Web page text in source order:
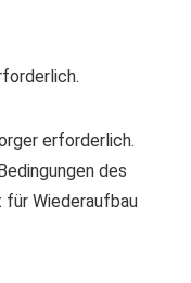
erforderlich.
des
Wiederaufbau